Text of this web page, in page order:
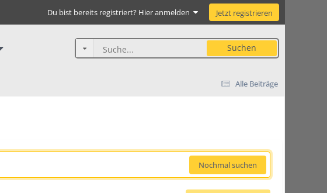
Du bist bereits registriert? Hier anmelden Jetzt registrieren
Suchen
Alle Beiträge
Nochmal suchen